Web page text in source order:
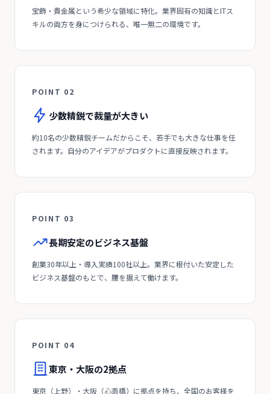
宝飾・貴金属という希少な領域に特化。業界固有の知識とITス
キルの両方を身につけられる、唯一無二の環境です。
POINT 02
少数精鋭で裁量が大きい
約10名の少数精鋭チームだからこそ、若手でも大きな仕事を任
されます。自分のアイデアがプロダクトに直接反映されます。
POINT 03
長期安定のビジネス基盤
創業30年以上・導入実績100社以上。業界に根付いた安定した
ビジネス基盤のもとで、腰を据えて働けます。
POINT 04
東京・大阪の2拠点
東京（上野）・大阪（心斎橋）に拠点を持ち、全国のお客様を